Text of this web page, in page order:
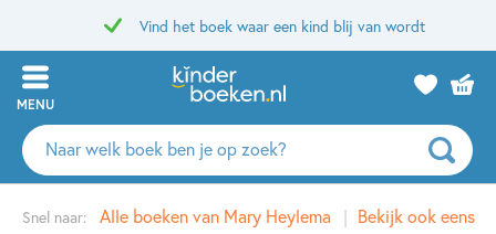
Vind het boek waar een kind blij van wordt
MENU
Zoeken
naar
auteurs
Snel naar: Alle boeken van Mary Heylema Bekijk ook eens